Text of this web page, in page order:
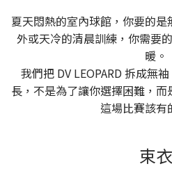
夏天悶熱的室內球館，你要的
外或天冷的清晨訓練，你需要
暖。
我們把 DV LEOPARD 拆成無
長，不是為了讓你選擇困難，
這場比賽該有
束衣